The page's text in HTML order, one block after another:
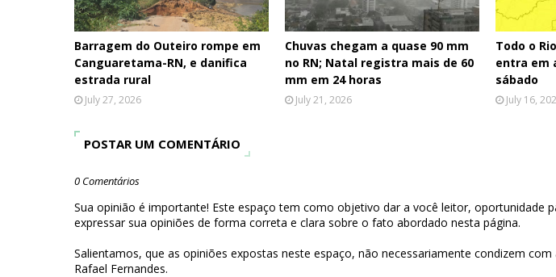
Barragem do Outeiro rompe em
Canguaretama-RN, e danifica
estrada rural
July 27, 2026
Chuvas chegam a quase 90 mm
no RN; Natal registra mais de 60
mm em 24 horas
July 21, 2026
Todo o
entra em
sábado
July 16,
POSTAR UM COMENTÁRIO
0 Comentários
Sua opinião é importante! Este espaço tem como objetivo dar a você leitor, oportunidade
expressar sua opiniões de forma correta e clara sobre o fato abordado nesta página.
Salientamos, que as opiniões expostas neste espaço, não necessariamente condizem
Rafael Fernandes.